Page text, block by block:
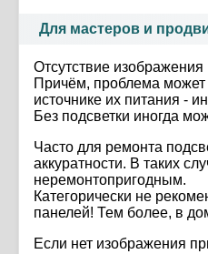
Для мастеров и
Отсутствие
Причём, проблема может
источнике их питания -
Без подсветки иногда
Часто для ремонта
аккуратности. В таких
неремонтопригодным.
Категорически не
панелей! Тем более, в
Если нет изображения